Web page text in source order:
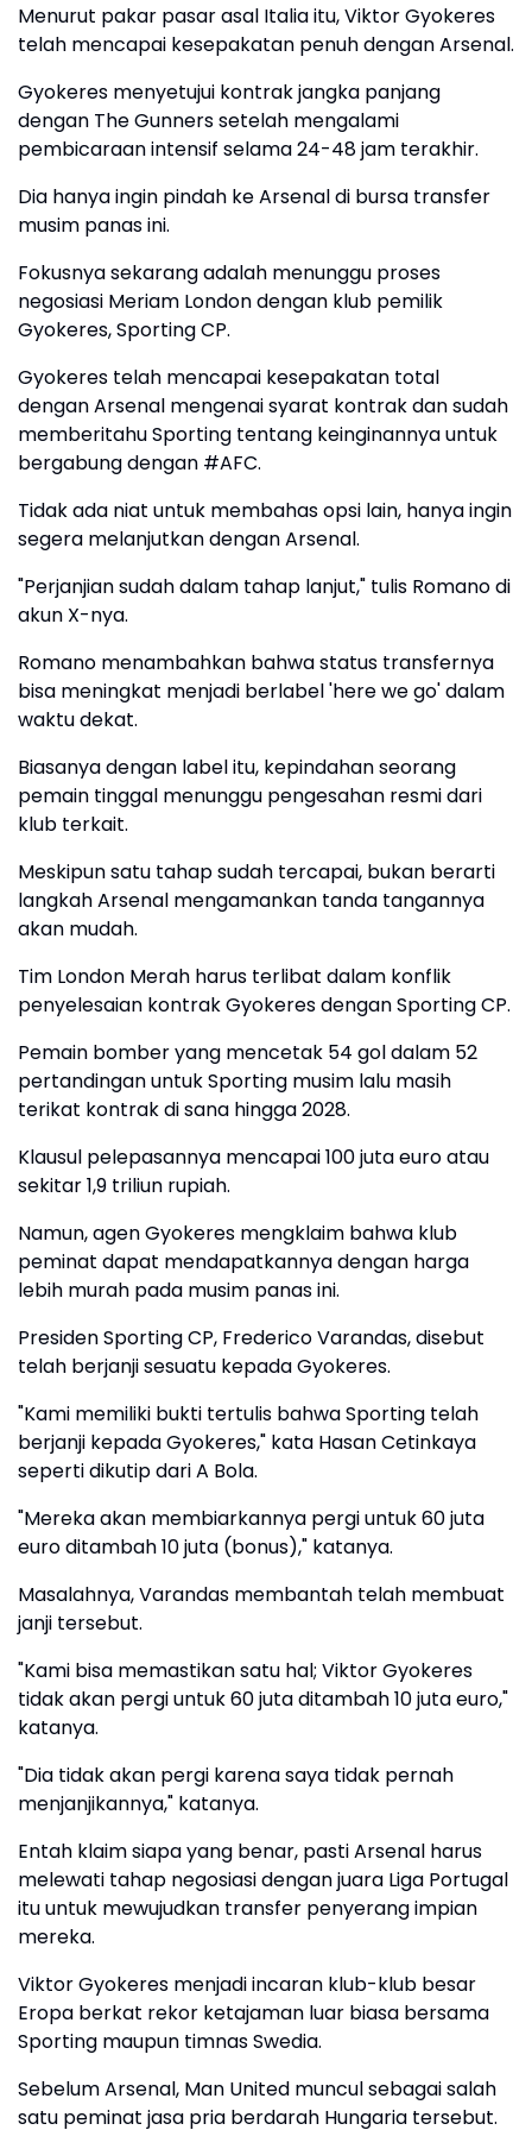
Menurut pakar pasar asal Italia itu, Viktor Gyokeres
telah mencapai kesepakatan penuh dengan Arsenal.
Gyokeres menyetujui kontrak jangka panjang
dengan The Gunners setelah mengalami
pembicaraan intensif selama 24-48 jam terakhir.
Dia hanya ingin pindah ke Arsenal di bursa transfer
musim panas ini.
Fokusnya sekarang adalah menunggu proses
negosiasi Meriam London dengan klub pemilik
Gyokeres, Sporting CP.
Gyokeres telah mencapai kesepakatan total
dengan Arsenal mengenai syarat kontrak dan sudah
memberitahu Sporting tentang keinginannya untuk
bergabung dengan #AFC.
Tidak ada niat untuk membahas opsi lain, hanya ingin
segera melanjutkan dengan Arsenal.
"Perjanjian sudah dalam tahap lanjut," tulis Romano di
akun X-nya.
Romano menambahkan bahwa status transfernya
bisa meningkat menjadi berlabel 'here we go' dalam
waktu dekat.
Biasanya dengan label itu, kepindahan seorang
pemain tinggal menunggu pengesahan resmi dari
klub terkait.
Meskipun satu tahap sudah tercapai, bukan berarti
langkah Arsenal mengamankan tanda tangannya
akan mudah.
Tim London Merah harus terlibat dalam konflik
penyelesaian kontrak Gyokeres dengan Sporting CP.
Pemain bomber yang mencetak 54 gol dalam 52
pertandingan untuk Sporting musim lalu masih
terikat kontrak di sana hingga 2028.
Klausul pelepasannya mencapai 100 juta euro atau
sekitar 1,9 triliun rupiah.
Namun, agen Gyokeres mengklaim bahwa klub
peminat dapat mendapatkannya dengan harga
lebih murah pada musim panas ini.
Presiden Sporting CP, Frederico Varandas, disebut
telah berjanji sesuatu kepada Gyokeres.
"Kami memiliki bukti tertulis bahwa Sporting telah
berjanji kepada Gyokeres," kata Hasan Cetinkaya
seperti dikutip dari A Bola.
"Mereka akan membiarkannya pergi untuk 60 juta
euro ditambah 10 juta (bonus)," katanya.
Masalahnya, Varandas membantah telah membuat
janji tersebut.
"Kami bisa memastikan satu hal; Viktor Gyokeres
tidak akan pergi untuk 60 juta ditambah 10 juta euro,"
katanya.
"Dia tidak akan pergi karena saya tidak pernah
menjanjikannya," katanya.
Entah klaim siapa yang benar, pasti Arsenal harus
melewati tahap negosiasi dengan juara Liga Portugal
itu untuk mewujudkan transfer penyerang impian
mereka.
Viktor Gyokeres menjadi incaran klub-klub besar
Eropa berkat rekor ketajaman luar biasa bersama
Sporting maupun timnas Swedia.
Sebelum Arsenal, Man United muncul sebagai salah
satu peminat jasa pria berdarah Hungaria tersebut.